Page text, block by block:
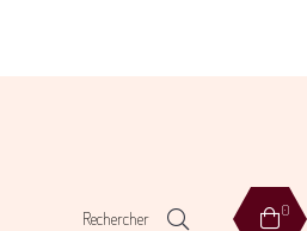
0
Rechercher